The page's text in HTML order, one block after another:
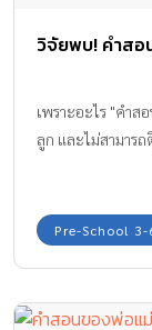
วิจัยพบ! คำส
เพราะอะไร "คำ
ลูก และไม่สามาร
Pre-School 3-